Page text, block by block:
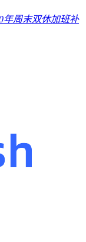
年周末双休加班补